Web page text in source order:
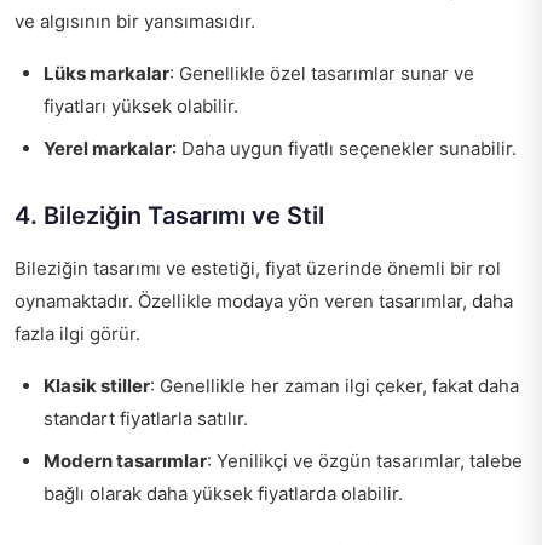
ve algısının bir yansımasıdır.
Lüks markalar: Genellikle özel tasarımlar sunar ve
fiyatları yüksek olabilir.
Yerel markalar: Daha uygun fiyatlı seçenekler sunabilir.
4. Bileziğin Tasarımı ve Stil
Bileziğin tasarımı ve estetiği, fiyat üzerinde önemli bir rol
oynamaktadır. Özellikle modaya yön veren tasarımlar, daha
fazla ilgi görür.
Klasik stiller: Genellikle her zaman ilgi çeker, fakat daha
standart fiyatlarla satılır.
Modern tasarımlar: Yenilikçi ve özgün tasarımlar, talebe
bağlı olarak daha yüksek fiyatlarda olabilir.